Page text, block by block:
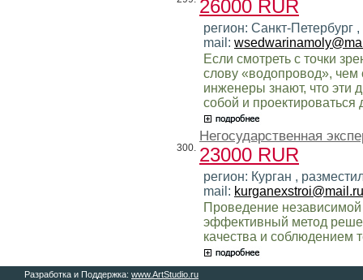
26000 RUR
регион: Санкт-Петербург
mail:
Если смотреть с точки
слову «водопровод», чем
инженеры знают, что эти
собой и
300.
Негосударственная
23000 RUR
регион: Курган ,
mail: kurganexstroi@mail.ru
Проведение независимой
эффективный метод
качества и соблюдением
Разработка и Поддержка: www.ArtStudio.ru